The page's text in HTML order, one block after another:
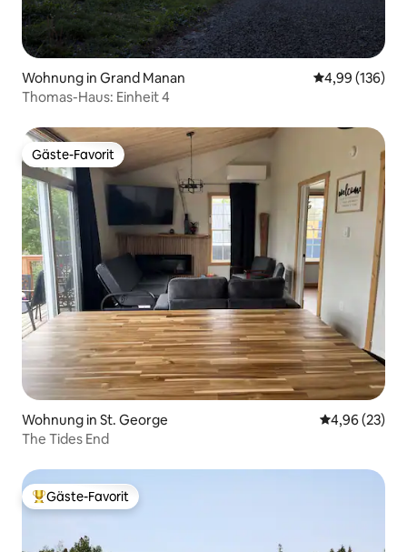
Wohnung in Grand Manan
4,99 (136)
Thomas-Haus: Einheit 4
Gäste-Favorit
Gäste-Favorit
Wohnung in St. George
4,96 (23)
The Tides End
Beliebter Gäste-Favorit.
Gäste-Favorit